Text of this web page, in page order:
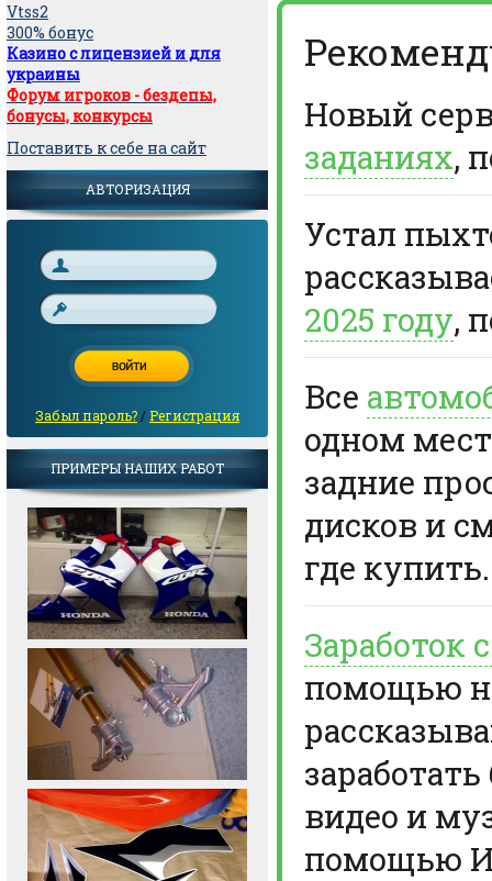
Vtss2
300% бонус
Казино с лицензией и для
украины
Форум игроков - бездепы,
бонусы, конкурсы
Поставить к себе на сайт
АВТОРИЗАЦИЯ
Забыл пароль? /Регистрация
ПРИМЕРЫ НАШИХ РАБОТ
Новый
заданиях,
Устал
2025 году,
Все
одном
задние
дисков и
где купить.
помощью
видео и
помощью